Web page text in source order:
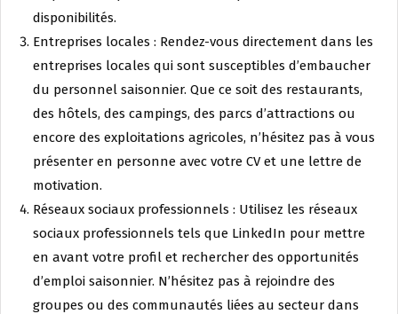
disponibilités.
Entreprises locales : Rendez-vous directement dans les
entreprises locales qui sont susceptibles d’embaucher
du personnel saisonnier. Que ce soit des restaurants,
des hôtels, des campings, des parcs d’attractions ou
encore des exploitations agricoles, n’hésitez pas à vous
présenter en personne avec votre CV et une lettre de
motivation.
Réseaux sociaux professionnels : Utilisez les réseaux
sociaux professionnels tels que LinkedIn pour mettre
en avant votre profil et rechercher des opportunités
d’emploi saisonnier. N’hésitez pas à rejoindre des
groupes ou des communautés liées au secteur dans